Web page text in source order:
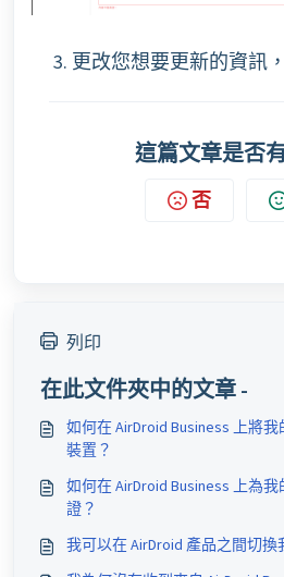
3. 更改您想要更新的資訊
這篇文章是否
否
列印
在此文件夾中的文章 -
如何在 AirDroid Business 上將
裝置？
如何在 AirDroid Business 上為
證？
我可以在 AirDroid 產品之間切換